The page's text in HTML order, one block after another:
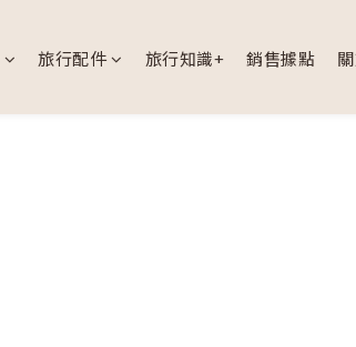
旅行配件 旅行知識+ 銷售據點